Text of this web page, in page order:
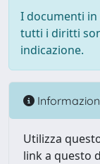
I documenti
tutti i diritti
indicazione.
Utilizza
link a questo